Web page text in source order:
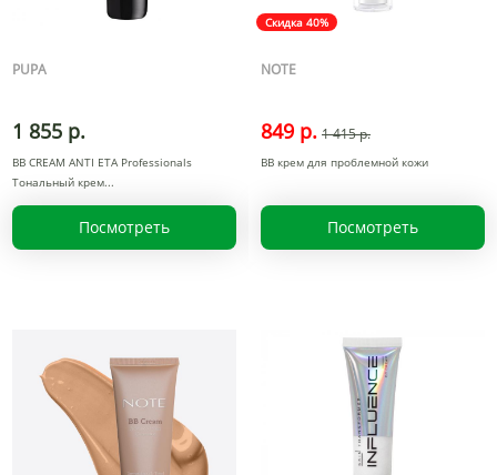
PUPA
1 855 р.
BB CREAM ANTI ETA Professionals
Тональный крем
Посмотреть
Скидка 40%
NOTE
849 р. 1 415 р.
BB крем для проблемной кожи
Посмотреть